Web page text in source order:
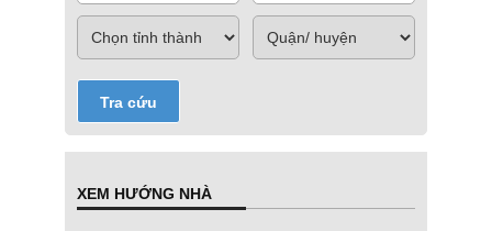
Tra cứu
XEM HƯỚNG NHÀ